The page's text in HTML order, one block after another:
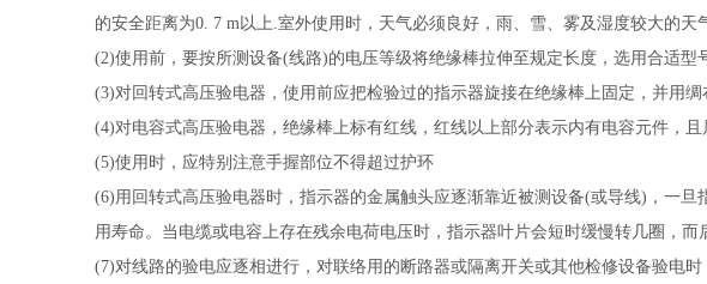
的安全距离为0. 7 m以上.室外使用时，天气必须良好，雨、雪、雾及湿度较大
(2)使用前，要按所测设备(线路)的电压等级将绝缘棒拉伸至规定长度，选用合适
(3)对回转式高压验电器，使用前应把检验过的指示器旋接在绝缘棒上固定，并
(4)对电容式高压验电器，绝缘棒上标有红线，红线以上部分表示内有电容元件，
(5)使用时，应特别注意手握部位不得超过护环
(6)用回转式高压验电器时，指示器的金属触头应逐渐靠近被测设备(或导线) ，一
用寿命。当电缆或电容上存在残余电荷电压时，指示器叶片会短时缓慢转几圈
(7)对线路的验电应逐相进行，对联络用的断路器或隔离开关或其他检修设备验电